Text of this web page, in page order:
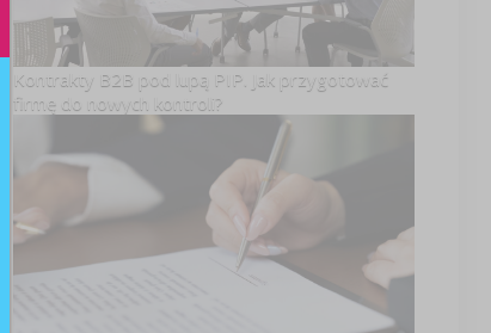
Kontrakty B2B pod lupą PIP. Jak przygotować
firmę do nowych kontroli?